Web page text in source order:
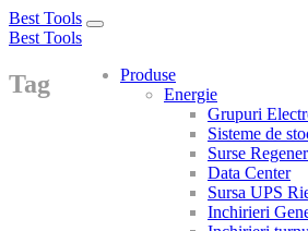
Best Tools
Toggle
Best Tools
Produse
Energie
Grupuri
Sisteme de
Surse
Data Center
Sursa UPS
Inchirieri
Tag